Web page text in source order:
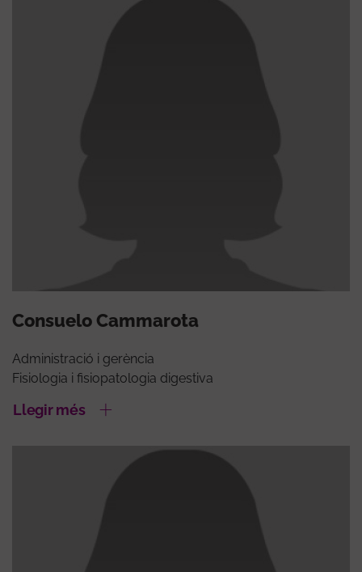
Consuelo Cammarota
Administració i gerència
Fisiologia i fisiopatologia digestiva
Llegir més